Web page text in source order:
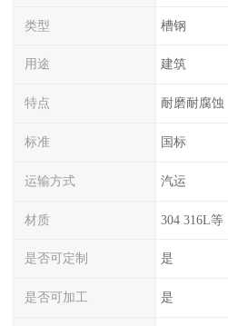
类型 槽钢
用途 建筑
特点 耐磨耐腐蚀
标准 国标
运输方式 汽运
材质 304 316L等
是否可定制 是
是否可加工 是